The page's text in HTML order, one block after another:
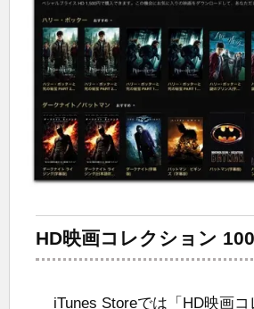
HD映画コレクション 100
iTunes Storeでは「HD映画コ